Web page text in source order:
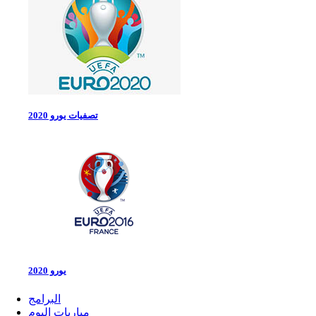
تصفيات يورو 2020
يورو 2020
البرامج
مباريات اليوم